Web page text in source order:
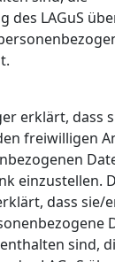
des LAGuS
erklärt, dass
freiwilligen
Die
dass sie/